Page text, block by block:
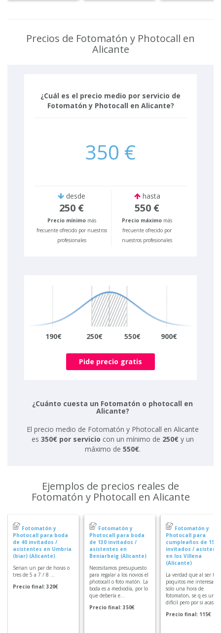
Precios de Fotomatón y Photocall en
Alicante
¿Cuál es el precio medio por servicio de
Fotomatón y Photocall en Alicante?
350 €
desde
250 €
Precio mínimomás
frecuente ofrecido por nuestros
profesionales
hasta
550 €
Precio máximo más
frecuente ofrecido por
nuestros profesionales
190€ 250€ 550€ 900€
Pide precio gratis
¿Cuánto cuesta un Fotomatón o photocall en
Alicante?
El precio medio de Fotomatón y Photocall en Alicante
es 350€ por servicio con un mínimo de 250€y un
máximo de 550€.
Ejemplos de precios reales de
Fotomatón y Photocall en Alicante
Fotomatón y
Photocall para boda
de 40 invitados /
asistentes en Umbria
(biar) (Alicante)
Serian un par de horas o
tres de 5 a 7 / 8 ...
Precio final: 320€
Fotomatón y
Photocall para boda
de 130 invitados /
asistentes en
Beniarbeig (Alicante)
Necesitamos presupuesto
para regalar a los novios el
photocall o foto matón. La
boda es a mediodía, por lo
que debería e...
Precio final: 350€
Fotomatón y
Photocall para
cumpleaños de 15
invitados /
en los Villena
(Alicante)
La verdad que al ser tan
poquitos me interesaría
solo una hora de
fotomaton, se q es un
difícil pero por si acaso
Precio final: 115€